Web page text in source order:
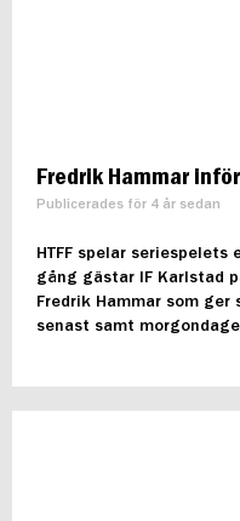
Fredrik Hammar
Publicerades för 4 år sedan
HTFF spelar
gång gästar IF Karlstad
Fredrik Hammar som ger
senast samt